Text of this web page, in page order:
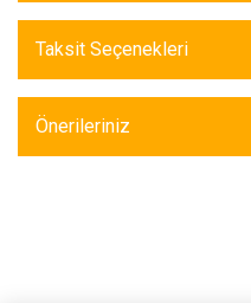
Taksit Seçenekleri
Önerileriniz